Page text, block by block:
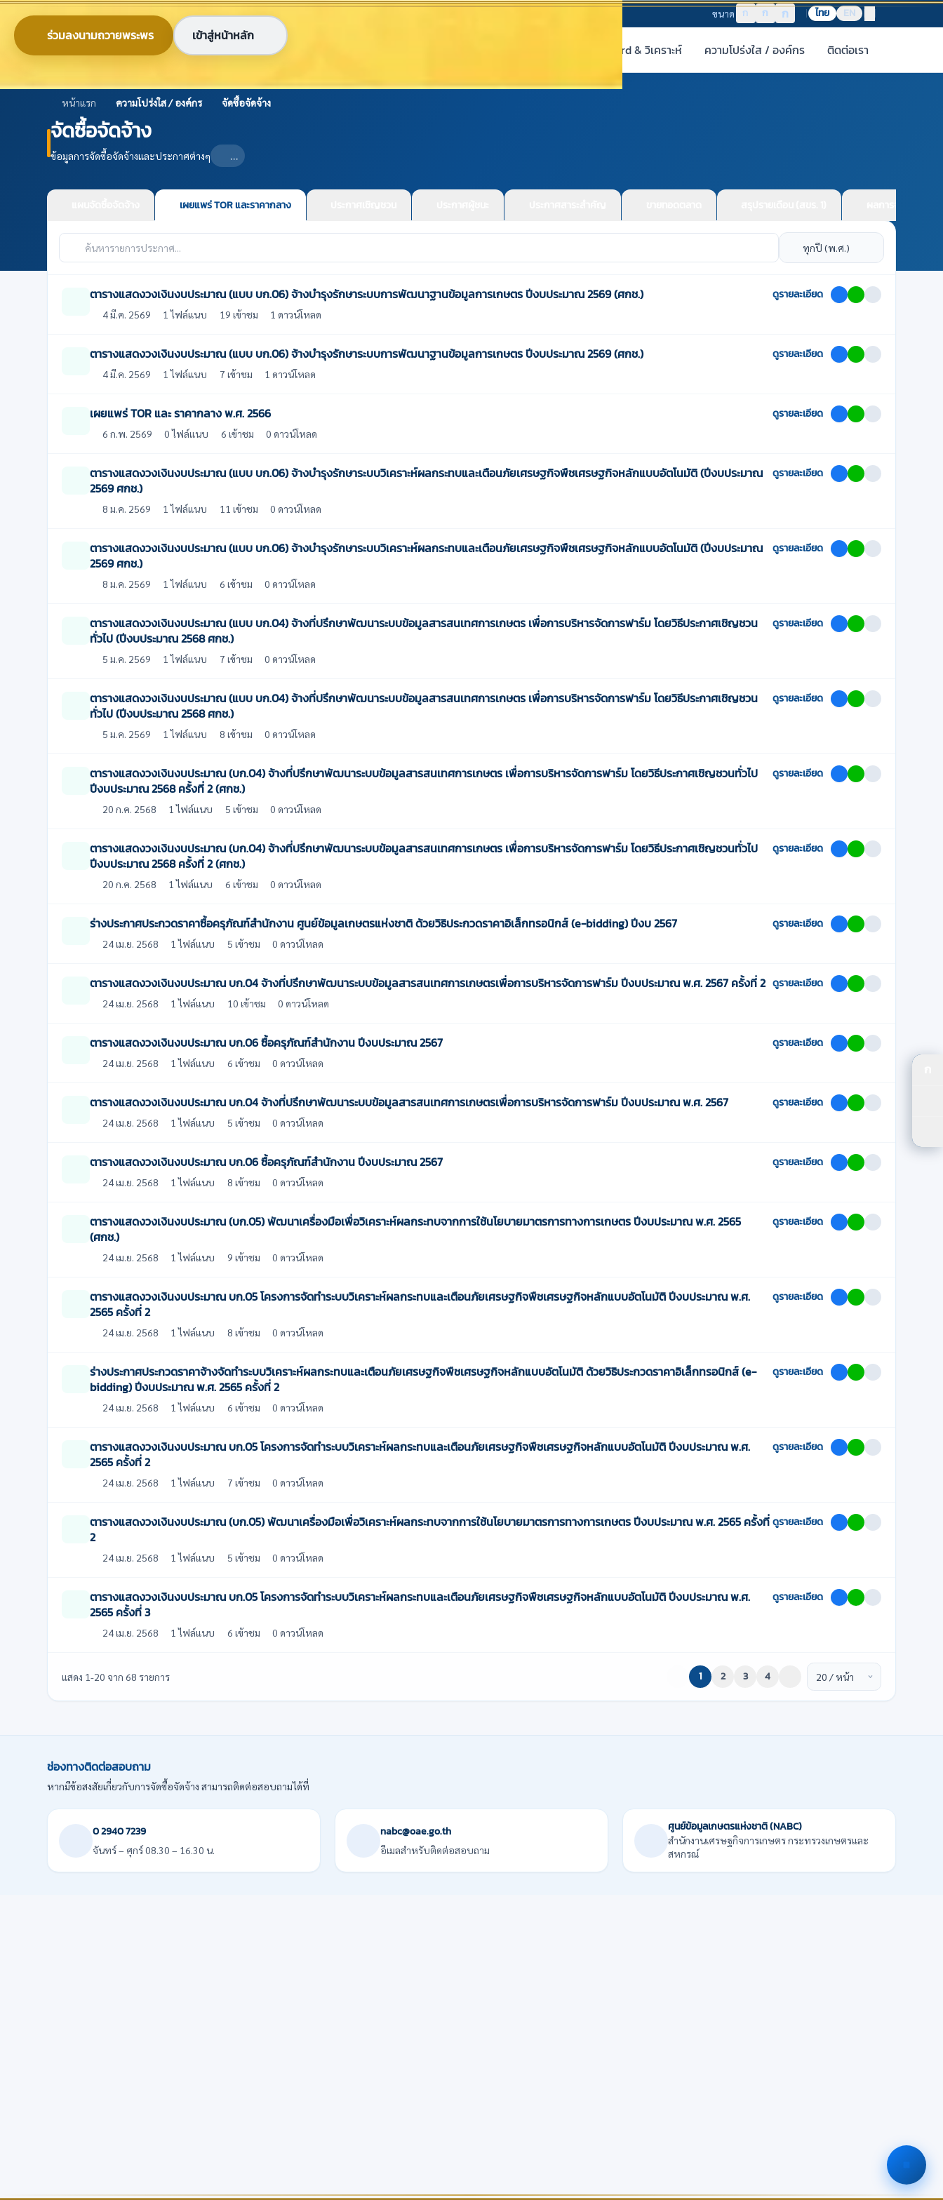
ร่วมลงนามถวายพระพร เข้าสู่หน้าหลัก
0-2579-8161 nabc@nabc.go.th ขนาด ก ก ก ไทย EN
ศูนย์ข้อมูลเกษตรแห่งชาติ
National Agricultural Big Data Center Dashboard & วิเคราะห์ ความโปร่งใส / องค์กร ติดต่อเรา
หน้าแรก ความโปร่งใส / องค์กร จัดซื้อจัดจ้าง
จัดซื้อจัดจ้าง
ข้อมูลการจัดซื้อจัดจ้างและประกาศต่างๆ …
เผยแพร่ TOR และราคากลาง
ตารางแสดงวงเงินงบประมาณ (แบบ บก.06) จ้างบำรุงรักษาระบบการพัฒนาฐานข้อมูลการเกษตร ปีงบประมาณ 2569 (ศกช.)
4 มี.ค. 2569 1 ไฟล์แนบ 19 เข้าชม 1 ดาวน์โหลด
ดูรายละเอียด
ตารางแสดงวงเงินงบประมาณ (แบบ บก.06) จ้างบำรุงรักษาระบบการพัฒนาฐานข้อมูลการเกษตร ปีงบประมาณ 2569 (ศกช.)
4 มี.ค. 2569 1 ไฟล์แนบ 7 เข้าชม 1 ดาวน์โหลด
ดูรายละเอียด
เผยแพร่ TOR และ ราคากลาง พ.ศ. 2566
6 ก.พ. 2569 0 ไฟล์แนบ 6 เข้าชม 0 ดาวน์โหลด
ดูรายละเอียด
ตารางแสดงวงเงินงบประมาณ (แบบ บก.06) จ้างบำรุงรักษาระบบวิเคราะห์ผลกระทบและเตือนภัยเศรษฐกิจพืชเศรษฐกิจหลักแบบอัตโนมัติ (ปีงบประมาณ
2569 ศกช.)
8 ม.ค. 2569 1 ไฟล์แนบ 11 เข้าชม 0 ดาวน์โหลด
ดูรายละเอียด
ตารางแสดงวงเงินงบประมาณ (แบบ บก.06) จ้างบำรุงรักษาระบบวิเคราะห์ผลกระทบและเตือนภัยเศรษฐกิจพืชเศรษฐกิจหลักแบบอัตโนมัติ (ปีงบประมาณ
2569 ศกช.)
8 ม.ค. 2569 1 ไฟล์แนบ 6 เข้าชม 0 ดาวน์โหลด
ดูรายละเอียด
ตารางแสดงวงเงินงบประมาณ (แบบ บก.04) จ้างที่ปรึกษาพัฒนาระบบข้อมูลสารสนเทศการเกษตร เพื่อการบริหารจัดการฟาร์ม โดยวิธีประกาศเชิญชวน
ทั่วไป (ปีงบประมาณ 2568 ศกช.)
5 ม.ค. 2569 1 ไฟล์แนบ 7 เข้าชม 0 ดาวน์โหลด
ดูรายละเอียด
ตารางแสดงวงเงินงบประมาณ (แบบ บก.04) จ้างที่ปรึกษาพัฒนาระบบข้อมูลสารสนเทศการเกษตร เพื่อการบริหารจัดการฟาร์ม โดยวิธีประกาศเชิญชวน
ทั่วไป (ปีงบประมาณ 2568 ศกช.)
5 ม.ค. 2569 1 ไฟล์แนบ 8 เข้าชม 0 ดาวน์โหลด
ดูรายละเอียด
ตารางแสดงวงเงินงบประมาณ (บก.04) จ้างที่ปรึกษาพัฒนาระบบข้อมูลสารสนเทศการเกษตร เพื่อการบริหารจัดการฟาร์ม โดยวิธีประกาศเชิญชวนทั่วไป
ปีงบประมาณ 2568 ครั้งที่ 2 (ศกช.)
20 ก.ค. 2568 1 ไฟล์แนบ 5 เข้าชม 0 ดาวน์โหลด
ดูรายละเอียด
ตารางแสดงวงเงินงบประมาณ (บก.04) จ้างที่ปรึกษาพัฒนาระบบข้อมูลสารสนเทศการเกษตร เพื่อการบริหารจัดการฟาร์ม โดยวิธีประกาศเชิญชวนทั่วไป
ปีงบประมาณ 2568 ครั้งที่ 2 (ศกช.)
20 ก.ค. 2568 1 ไฟล์แนบ 6 เข้าชม 0 ดาวน์โหลด
ดูรายละเอียด
ร่างประกาศประกวดราคาซื้อครุภัณฑ์สำนักงาน ศูนย์ข้อมูลเกษตรแห่งชาติ ด้วยวิธิประกวดราคาอิเล็กทรอนิกส์ (e-bidding) ปีงบ 2567
24 เม.ย. 2568 1 ไฟล์แนบ 5 เข้าชม 0 ดาวน์โหลด
ดูรายละเอียด
ตารางแสดงวงเงินงบประมาณ บก.04 จ้างที่ปรึกษาพัฒนาระบบข้อมูลสารสนเทศการเกษตรเพื่อการบริหารจัดการฟาร์ม ปีงบประมาณ พ.ศ. 2567 ครั้งที่ 2
24 เม.ย. 2568 1 ไฟล์แนบ 10 เข้าชม 0 ดาวน์โหลด
ดูรายละเอียด
ตารางแสดงวงเงินงบประมาณ บก.06 ซื้อครุภัณฑ์สำนักงาน ปีงบประมาณ 2567
24 เม.ย. 2568 1 ไฟล์แนบ 6 เข้าชม 0 ดาวน์โหลด
ดูรายละเอียด
ตารางแสดงวงเงินงบประมาณ บก.04 จ้างที่ปรึกษาพัฒนาระบบข้อมูลสารสนเทศการเกษตรเพื่อการบริหารจัดการฟาร์ม ปีงบประมาณ พ.ศ. 2567
24 เม.ย. 2568 1 ไฟล์แนบ 5 เข้าชม 0 ดาวน์โหลด
ดูรายละเอียด
ตารางแสดงวงเงินงบประมาณ บก.06 ซื้อครุภัณฑ์สำนักงาน ปีงบประมาณ 2567
24 เม.ย. 2568 1 ไฟล์แนบ 8 เข้าชม 0 ดาวน์โหลด
ดูรายละเอียด
ตารางแสดงวงเงินงบประมาณ (บก.05) พัฒนาเครื่องมือเพื่อวิเคราะห์ผลกระทบจากการใช้นโยบายมาตรการทางการเกษตร ปีงบประมาณ พ.ศ. 2565
(ศกช.)
24 เม.ย. 2568 1 ไฟล์แนบ 9 เข้าชม 0 ดาวน์โหลด
ดูรายละเอียด
ตารางแสดงวงเงินงบประมาณ บก.05 โครงการจัดทำระบบวิเคราะห์ผลกระทบและเตือนภัยเศรษฐกิจพืชเศรษฐกิจหลักแบบอัตโนมัติ ปีงบประมาณ พ.ศ.
2565 ครั้งที่ 2
24 เม.ย. 2568 1 ไฟล์แนบ 8 เข้าชม 0 ดาวน์โหลด
ดูรายละเอียด
ร่างประกาศประกวดราคาจ้างจัดทำระบบวิเคราะห์ผลกระทบและเตือนภัยเศรษฐกิจพืชเศรษฐกิจหลักแบบอัตโนมัติ ด้วยวิธิประกวดราคาอิเล็กทรอนิกส์ (e-
bidding) ปีงบประมาณ พ.ศ. 2565 ครั้งที่ 2
24 เม.ย. 2568 1 ไฟล์แนบ 6 เข้าชม 0 ดาวน์โหลด
ดูรายละเอียด
ตารางแสดงวงเงินงบประมาณ บก.05 โครงการจัดทำระบบวิเคราะห์ผลกระทบและเตือนภัยเศรษฐกิจพืชเศรษฐกิจหลักแบบอัตโนมัติ ปีงบประมาณ พ.ศ.
2565 ครั้งที่ 2
24 เม.ย. 2568 1 ไฟล์แนบ 7 เข้าชม 0 ดาวน์โหลด
ดูรายละเอียด
ตารางแสดงวงเงินงบประมาณ (บก.05) พัฒนาเครื่องมือเพื่อวิเคราะห์ผลกระทบจากการใช้นโยบายมาตรการทางการเกษตร ปีงบประมาณ พ.ศ. 2565 ครั้งที่
2
24 เม.ย. 2568 1 ไฟล์แนบ 5 เข้าชม 0 ดาวน์โหลด
ดูรายละเอียด
ตารางแสดงวงเงินงบประมาณ บก.05 โครงการจัดทำระบบวิเคราะห์ผลกระทบและเตือนภัยเศรษฐกิจพืชเศรษฐกิจหลักแบบอัตโนมัติ ปีงบประมาณ พ.ศ.
2565 ครั้งที่ 3
24 เม.ย. 2568 1 ไฟล์แนบ 6 เข้าชม 0 ดาวน์โหลด
ดูรายละเอียด
แสดง 1-20 จาก 68 รายการ 1 2 3 4
ช่องทางติดต่อสอบถาม
หากมีข้อสงสัยเกี่ยวกับการจัดซื้อจัดจ้าง สามารถติดต่อสอบถามได้ที่
0 2940 7239
จันทร์ – ศุกร์ 08.30 – 16.30 น.
nabc@oae.go.th
อีเมลสำหรับติดต่อสอบถาม
ศูนย์ข้อมูลเกษตรแห่งชาติ (NABC)
สำนักงานเศรษฐกิจการเกษตร กระทรวงเกษตรและ
สหกรณ์